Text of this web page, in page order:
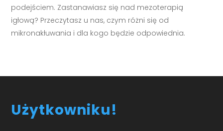
podejściem. Zastanawiasz się nad mezoterapią
igłową? Przeczytasz u nas, czym różni się od
mikronakłuwania i dla kogo będzie odpowiednia.
Użytkowniku!